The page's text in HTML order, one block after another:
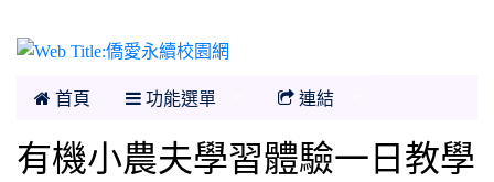
首頁 功能選單 連結
有機小農夫學習體驗一日教學